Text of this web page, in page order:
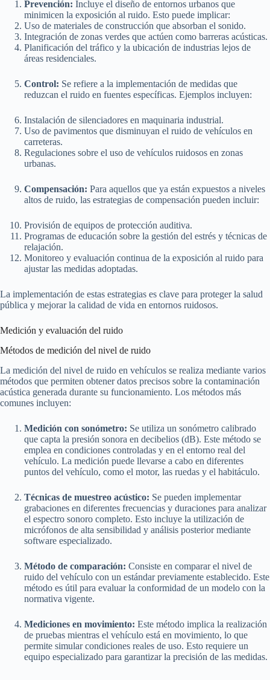
Prevención: Incluye el diseño de entornos urbanos que
minimicen la exposición al ruido. Esto puede implicar:
Uso de materiales de construcción que absorban el sonido.
Integración de zonas verdes que actúen como barreras acústicas.
Planificación del tráfico y la ubicación de industrias lejos de
áreas residenciales.
Control: Se refiere a la implementación de medidas que
reduzcan el ruido en fuentes específicas. Ejemplos incluyen:
Instalación de silenciadores en maquinaria industrial.
Uso de pavimentos que disminuyan el ruido de vehículos en
carreteras.
Regulaciones sobre el uso de vehículos ruidosos en zonas
urbanas.
Compensación: Para aquellos que ya están expuestos a niveles
altos de ruido, las estrategias de compensación pueden incluir:
Provisión de equipos de protección auditiva.
Programas de educación sobre la gestión del estrés y técnicas de
relajación.
Monitoreo y evaluación continua de la exposición al ruido para
ajustar las medidas adoptadas.
La implementación de estas estrategias es clave para proteger la salud
pública y mejorar la calidad de vida en entornos ruidosos.
Medición y evaluación del ruido
Métodos de medición del nivel de ruido
La medición del nivel de ruido en vehículos se realiza mediante varios
métodos que permiten obtener datos precisos sobre la contaminación
acústica generada durante su funcionamiento. Los métodos más
comunes incluyen:
Medición con sonómetro: Se utiliza un sonómetro calibrado
que capta la presión sonora en decibelios (dB). Este método se
emplea en condiciones controladas y en el entorno real del
vehículo. La medición puede llevarse a cabo en diferentes
puntos del vehículo, como el motor, las ruedas y el habitáculo.
Técnicas de muestreo acústico: Se pueden implementar
grabaciones en diferentes frecuencias y duraciones para analizar
el espectro sonoro completo. Esto incluye la utilización de
micrófonos de alta sensibilidad y análisis posterior mediante
software especializado.
Método de comparación: Consiste en comparar el nivel de
ruido del vehículo con un estándar previamente establecido. Este
método es útil para evaluar la conformidad de un modelo con la
normativa vigente.
Mediciones en movimiento: Este método implica la realización
de pruebas mientras el vehículo está en movimiento, lo que
permite simular condiciones reales de uso. Esto requiere un
equipo especializado para garantizar la precisión de las medidas.